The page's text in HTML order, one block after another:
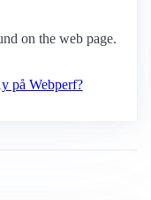
on the web page.
på Webperf?